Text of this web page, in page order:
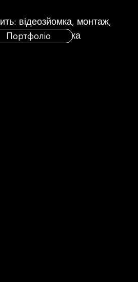
відеозйомка, монтаж,
звукова обробка